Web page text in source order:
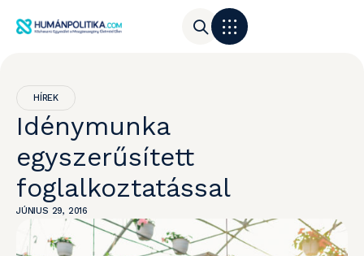
HÍREK
Idénymunka
egyszerűsített
foglalkoztatással
JÚNIUS 29, 2016